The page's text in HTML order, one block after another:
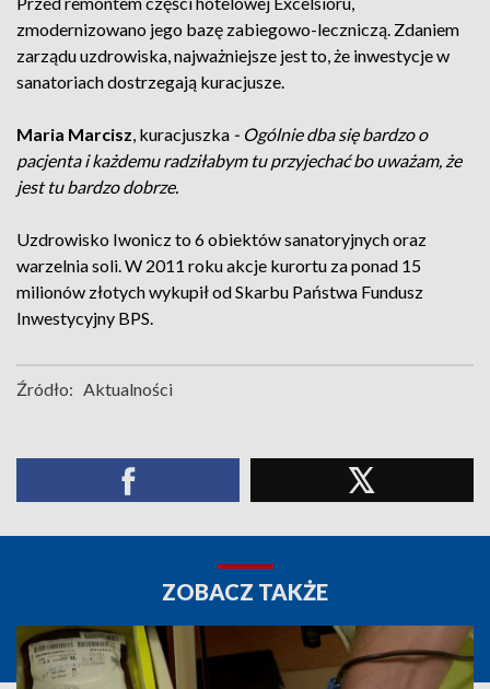
zmodernizowano jego bazę zabiegowo-leczniczą. Zdaniem
zarządu uzdrowiska, najważniejsze jest to, że inwestycje w
sanatoriach dostrzegają kuracjusze.
Maria Marcisz, kuracjuszka - Ogólnie dba się bardzo o
pacjenta i każdemu radziłabym tu przyjechać bo uważam, że
jest tu bardzo dobrze.
Uzdrowisko Iwonicz to 6 obiektów sanatoryjnych oraz
warzelnia soli. W 2011 roku akcje kurortu za ponad 15
milionów złotych wykupił od Skarbu Państwa Fundusz
Inwestycyjny BPS.
Źródło: Aktualności
ZOBACZ TAKŻE